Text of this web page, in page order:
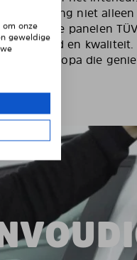
zonwering niet alleen
zijn de panelen
veiligheid en kwaliteit.
heel Europa die
om onze
geweldige